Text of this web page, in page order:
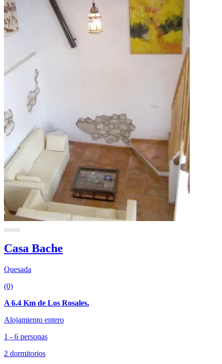
Casa Bache
Quesada
(0)
A 6.4 Km de Los Rosales.
Alojamiento entero
1 - 6 personas
2 dormitorios